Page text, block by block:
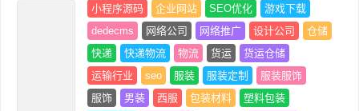
小程序源码 企业网站 SEO优化
游戏下载
dedecms
网络公司 网络推广 设计公司
仓储
快递
快递物流 物流 货运
货运仓储
运输行业
seo 服装 服装定制
服装服饰
服饰
男装 西服 包装材料
塑料包装